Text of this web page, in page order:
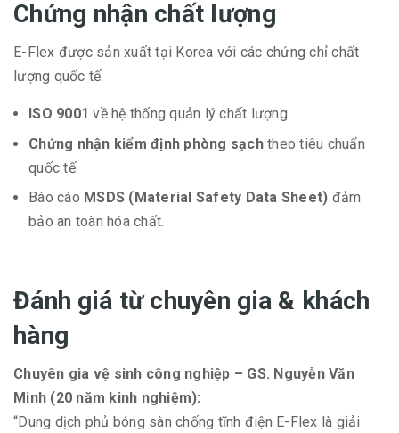
Chứng nhận chất lượng
E-Flex được sản xuất tại Korea với các chứng chỉ chất
lượng quốc tế:
ISO 9001 về hệ thống quản lý chất lượng.
Chứng nhận kiểm định phòng sạchtheo tiêu chuẩn
quốc tế.
Báo cáo MSDS (Material Safety Data Sheet) đảm
bảo an toàn hóa chất.
Đánh giá từ chuyên gia & khách
hàng
Chuyên gia vệ sinh công nghiệp – GS. Nguyễn Văn
Minh (20 năm kinh nghiệm):
“Dung dịch phủ bóng sàn chống tĩnh điện E-Flex là giải